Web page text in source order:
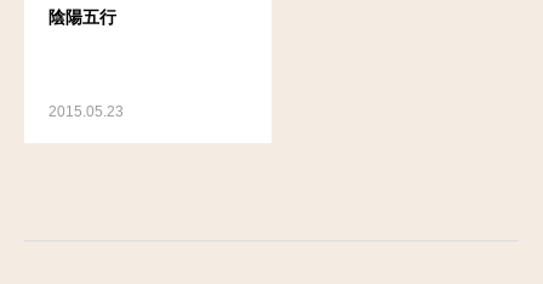
陰陽五行
2015.05.23